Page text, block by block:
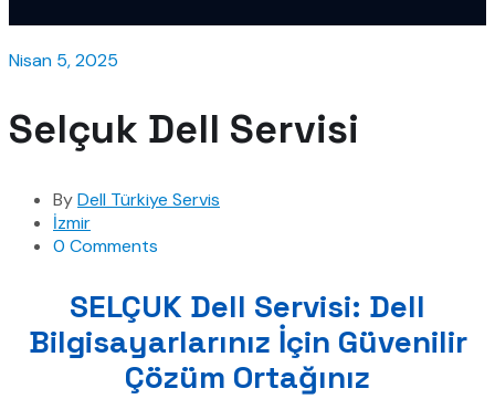
Nisan 5, 2025
Selçuk Dell Servisi
ByDell Türkiye Servis
İzmir
0 Comments
SELÇUK Dell Servisi: Dell
Bilgisayarlarınız İçin Güvenilir
Çözüm Ortağınız